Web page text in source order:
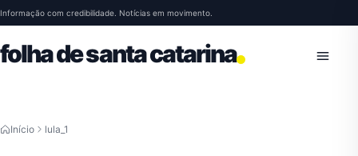
Pular para o conteúdo
Informação com credibilidade. Notícias em movimento.
folha de santa catarina Abrir
Início lula_1